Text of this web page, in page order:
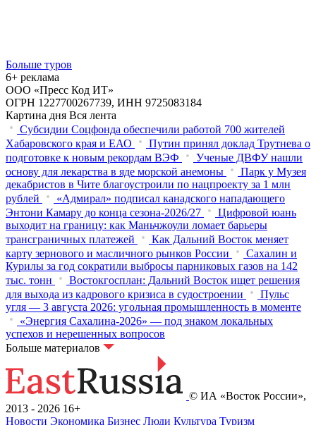
Больше туров
6+ реклама
ООО «Пресс Код ИТ»
ОГРН 1227700267739, ИНН 9725083184
Картина дня Вся лента
Субсидии Соцфонда обеспечили работой 700 жителей
Хабаровского края и ЕАО
Путин принял доклад Трутнева о
подготовке к новым рекордам ВЭФ
Ученые ДВФУ нашли
основу для лекарства в яде морской анемоны
Парк у Музея
декабристов в Чите благоустроили по нацпроекту за 1 млн
рублей
«Адмирал» подписал канадского нападающего
Энтони Камару до конца сезона-2026/27
Цифровой юань
выходит на границу: как Маньчжоули ломает барьеры
трансграничных платежей
Как Дальний Восток меняет
карту зернового и масличного рынков России
Сахалин и
Курилы за год сократили выбросы парниковых газов на 142
тыс. тонн
Востокгосплан: Дальний Восток ищет решения
для выхода из кадрового кризиса в судостроении
Пульс
угля — 3 августа 2026: угольная промышленность в моменте
«Энергия Сахалина-2026» — под знаком локальных
успехов и нерешенных вопросов
Больше материалов
© ИА «Восток России»,
2013 - 2026 16+
Новости Экономика Бизнес Люди Культура Туризм